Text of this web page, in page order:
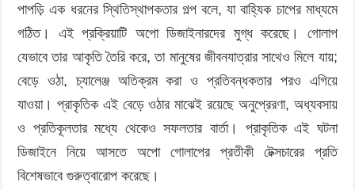
পাপড়ি এক ধরনের স্থিতিস্থাপকতার গল্প বলে, যা বাহ্যিক চাপের মাধ্যমে
গঠিত। এই প্রক্রিয়াটি অপো ডিজাইনারদের মুগ্ধ করেছে। গোলাপ
যেভাবে তার আকৃতি তৈরি করে, তা মানুষের জীবনযাত্রার সাথেও মিলে যায়;
বেড়ে ওঠা, চ্যালেঞ্জ অতিক্রম করা ও প্রতিবন্ধকতার পরও এগিয়ে
যাওয়া। প্রাকৃতিক এই বেড়ে ওঠার মাঝেই রয়েছে অনুপ্রেরণা, অধ্যবসায়
ও প্রতিকূলতার মধ্যে থেকেও সফলতার বার্তা। প্রাকৃতিক এই ঘটনা
ডিজাইনে নিয়ে আসতে অপো গোলাপের প্রতীকী টেক্সচারের প্রতি
বিশেষভাবে গুরুত্বারোপ করেছে।